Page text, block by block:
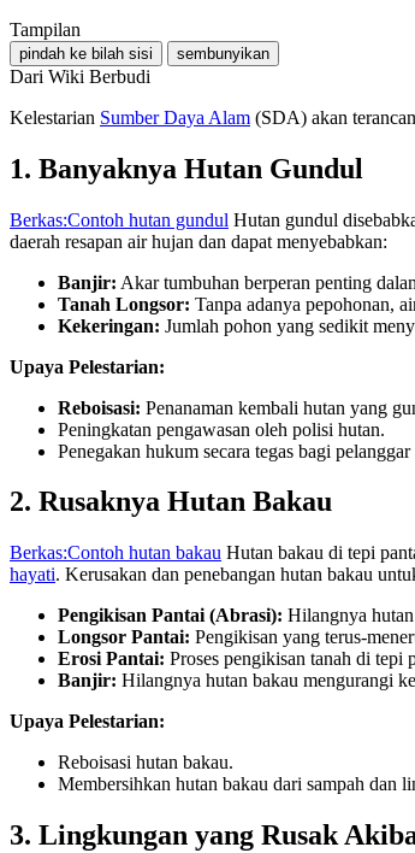
Tampilan
pindah ke bilah sisi sembunyikan
Dari Wiki Berbudi
Kelestarian Sumber Daya Alam (SDA) akan
1. Banyaknya Hutan Gundul
Berkas:Contoh hutan gundul Hutan gundul
daerah resapan air hujan dan dapat menyebabkan:
Banjir: Akar tumbuhan berperan penting
Tanah Longsor: Tanpa adanya pepohonan,
Kekeringan: Jumlah pohon yang sedikit
Upaya Pelestarian:
Reboisasi: Penanaman kembali hutan yang
Peningkatan pengawasan oleh polisi hutan.
Penegakan hukum secara tegas bagi
2. Rusaknya Hutan Bakau
Berkas:Contoh hutan bakau Hutan bakau di tepi
hayati. Kerusakan dan penebangan hutan bakau
Pengikisan Pantai (Abrasi): Hilangnya
Longsor Pantai: Pengikisan yang terus-
Erosi Pantai: Proses pengikisan tanah di tepi
Banjir: Hilangnya hutan bakau mengurangi
Upaya Pelestarian:
Reboisasi hutan bakau.
Membersihkan hutan bakau dari sampah dan
3. Lingkungan yang Rusak